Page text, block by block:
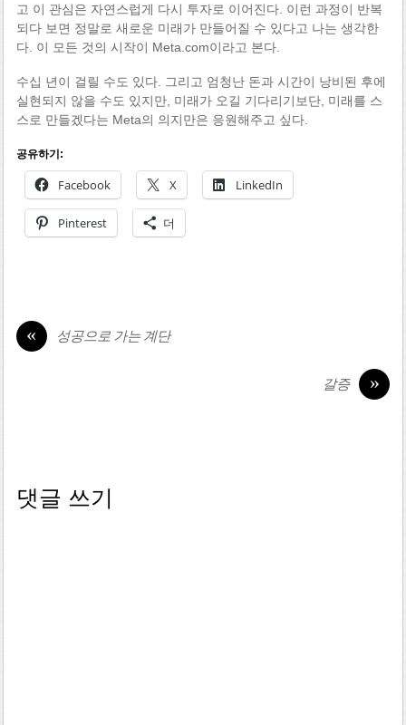
고 이 관심은 자연스럽게 다시 투자로 이어진다. 이런 과정이 반복
되다 보면 정말로 새로운 미래가 만들어질 수 있다고 나는 생각한
다. 이 모든 것의 시작이 Meta.com이라고 본다.
수십 년이 걸릴 수도 있다. 그리고 엄청난 돈과 시간이 낭비된 후에
실현되지 않을 수도 있지만, 미래가 오길 기다리기보단, 미래를 스
스로 만들겠다는 Meta의 의지만은 응원해주고 싶다.
공유하기:
Facebook X LinkedIn
Pinterest 더
« 성공으로 가는 계단
»
갈증
댓글 쓰기